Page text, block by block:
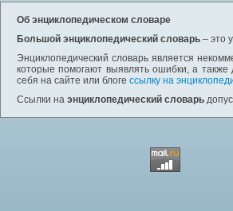
Об энциклопедическом словаре
Большой энциклопедический словарь – это
Энциклопедический словарь является
которые помогают выявлять ошибки, а
себя на сайте или блоге ссылку на
Ссылки на энциклопедический словарь